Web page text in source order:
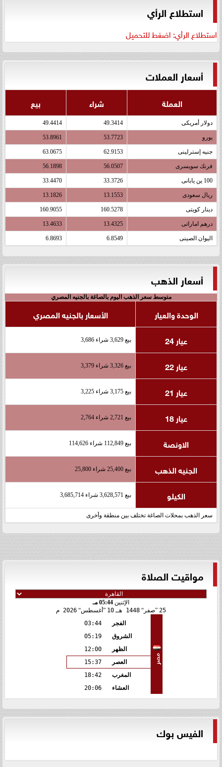
استطلاع الرأي
استطلاع الرأي: اضغط للتحميل
أسعار العملات
العملة شراء بيع
دولار أمريكى 49.3414
49.4414
يورو 53.7723
53.8961
جنيه إسترلينى 62.9153
63.0675
فرنك سويسرى 56.0507
56.1898
100 ين يابانى 33.3726
33.4470
ريال سعودى 13.1553
13.1826
دينار كويتى 160.5278
160.9055
درهم اماراتى 13.4325
13.4633
اليوان الصينى 6.8549
6.8693
أسعار الذهب
متوسط سعر الذهب اليوم بالصاغة بالجنيه المصري
الوحدة والعيار
الأسعار بالجنيه المصري
عيار 24
بيع 3,629 شراء 3,686
عيار 22 بيع 3,326 شراء 3,379
عيار 21 بيع 3,175 شراء 3,225
عيار 18 بيع 2,721 شراء 2,764
الاونصة بيع 112,849 شراء 114,626
الجنيه الذهب بيع 25,400 شراء 25,800
الكيلو بيع 3,628,571 شراء 3,685,714
سعر الذهب بمحلات الصاغة تختلف بين منطقة وأخرى
مواقيت الصلاة
الإثنين 05:44 مـ
25
صفر 1448 هـ 10 أغسطس 2026 م
مصر
الفجر
03:44
الشروق
05:19
الظهر
12:00
العصر
15:37
المغرب
18:42
العشاء
20:06
الفيس بوك